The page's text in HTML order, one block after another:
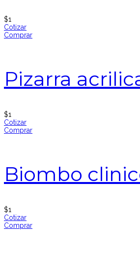
$1
Cotizar
Comprar
Pizarra
$1
Cotizar
Comprar
Biombo
$1
Cotizar
Comprar